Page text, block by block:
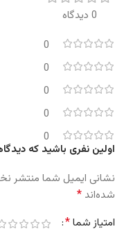
0 دیدگاه
0
0
0
0
0
اولین نفری باشید که
نشانی ایمیل شما منتشر
شده‌اند *
امتیاز شما*